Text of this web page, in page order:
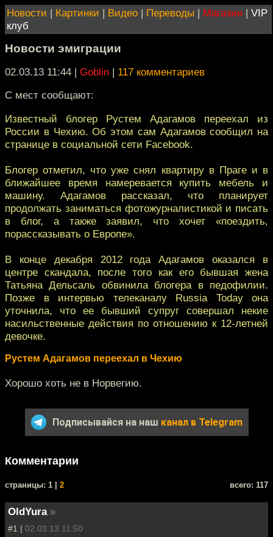
Новости | Картинки | Видео | Переводы | Магазин | VIP
клуб
Новости эмиграции
02.03.13 11:44 | Goblin | 117 комментариев
С мест сообщают:
Известный блогер Рустем Адагамов переехал из
России в Чехию. Об этом сам Адагамов сообщил на
странице в социальной сети Facebook.
Блогер отметил, что уже снял квартиру в Праге и в
ближайшее время намеревается купить мебель и
машину. Адагамов рассказал, что планирует
продолжать заниматься фотожурналистикой и писать
в блог, а также заявил, что хочет «поездить,
порассказывать о Европе».
В конце декабря 2012 года Адагамов оказался в
центре скандала, после того как его бывшая жена
Татьяна Дельсаль обвинила блогера в педофилии.
Позже в интервью телеканалу Russia Today она
уточнила, что ее бывший супруг совершал некие
насильственные действия по отношению к 12-летней
девочке.
Рустем Адагамов переехал в Чехию
Хорошо хоть не в Норвегию.
Подписывайся на наш канал в Telegram
Комментарии
cтраницы: 1 | 2 всего: 117
OldYura »
#1 | 02.03.13 11:50